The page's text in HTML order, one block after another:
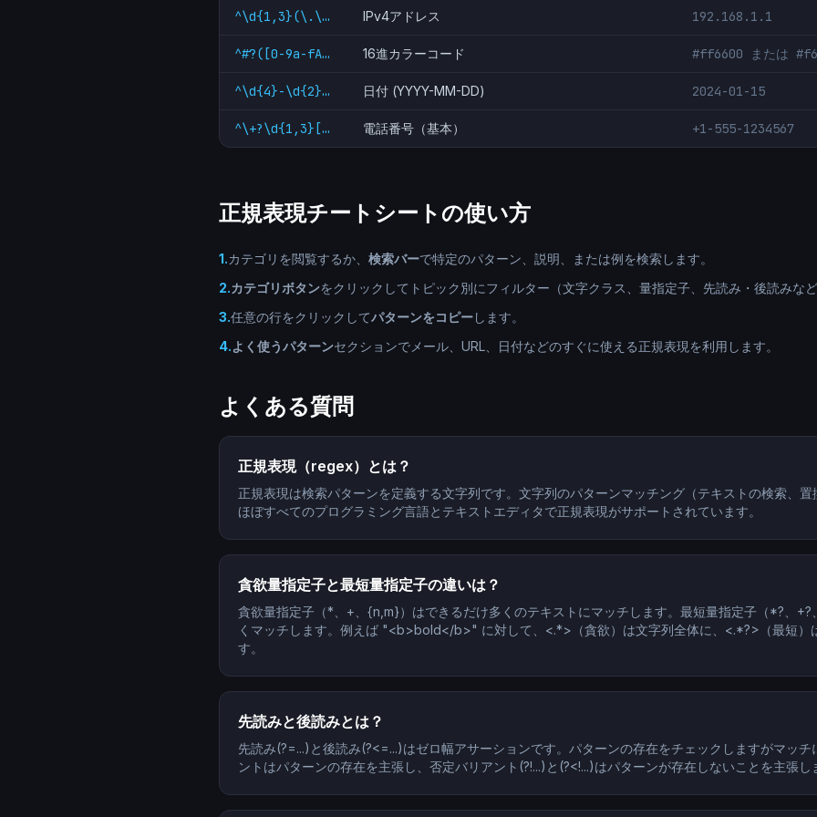
^\d{1,3}(\.\d{1,3}){3}$ IPv4アドレス 192.168.1.1
^#?([0-9a-fA-F]{3}|[0-9a-fA-F]{6})$ 16進カラーコード #ff6600 または
^\d{4}-\d{2}-\d{2}$ 日付 (YYYY-MM-DD) 2024-01-15
^\+?\d{1,3}[-.\s]?\d{4,14}$ 電話番号（基本） +1-555-1234567
正規表現チートシートの使い方
1.カテゴリを閲覧するか、 検索バーで特定のパターン、説明、または例を検索します。
2.カテゴリボタンをクリックしてトピック別にフィルター（文字クラス、量指定子、先読み・後読みなど
3.任意の行をクリックしてパターンをコピーします。
4.よく使うパターンセクションでメール、URL、日付などのすぐに使える正規表現を利用します。
よくある質問
正規表現（regex）とは？
正規表現は検索パターンを定義する文字列です。文字列のパターンマッチング（テキストの検索、置
ほぼすべてのプログラミング言語とテキストエディタで正規表現がサポートされています。
貪欲量指定子と最短量指定子の違いは？
貪欲量指定子（*、+、{n,m}）はできるだけ多くのテキストにマッチします。最短量指定子（*?、+?
くマッチします。例えば "<b>bold</b>" に対して、<.*>（貪欲）は文字列全体に、<.*?>（最短）
す。
先読みと後読みとは？
先読み(?=...)と後読み(?<=...)はゼロ幅アサーションです。パターンの存在をチェックしますがマッ
ントはパターンの存在を主張し、否定バリアント(?!...)と(?<!...)はパターンが存在しないことを主張し